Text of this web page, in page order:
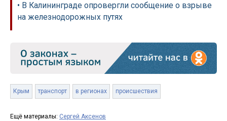
• В Калининграде опровергли сообщение о взрыве
на железнодорожных путях
Крым транспорт в регионах происшествия
Ещё материалы: Сергей Аксенов